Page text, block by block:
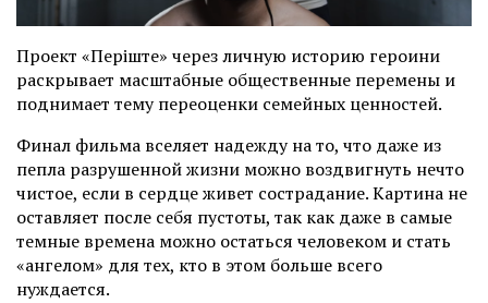
Проект «Періште» через личную историю героини
раскрывает масштабные общественные перемены и
поднимает тему переоценки семейных ценностей.
Финал фильма вселяет надежду на то, что даже из
пепла разрушенной жизни можно воздвигнуть нечто
чистое, если в сердце живет сострадание. Картина не
оставляет после себя пустоты, так как даже в самые
темные времена можно остаться человеком и стать
«ангелом» для тех, кто в этом больше всего
нуждается.